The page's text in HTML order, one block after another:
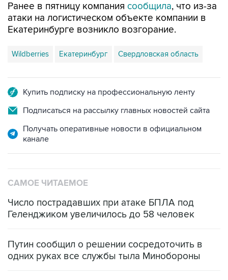
Ранее в пятницу компания сообщила, что из-за
атаки на логистическом объекте компании в
Екатеринбурге возникло возгорание.
Wildberries Екатеринбург Свердловская область
Купить подписку на профессиональную ленту
Подписаться на рассылку главных новостей сайта
Получать оперативные новости в официальном
канале
САМОЕ ЧИТАЕМОЕ
Число пострадавших при атаке БПЛА под
Геленджиком увеличилось до 58 человек
Путин сообщил о решении сосредоточить в
одних руках все службы тыла Минобороны